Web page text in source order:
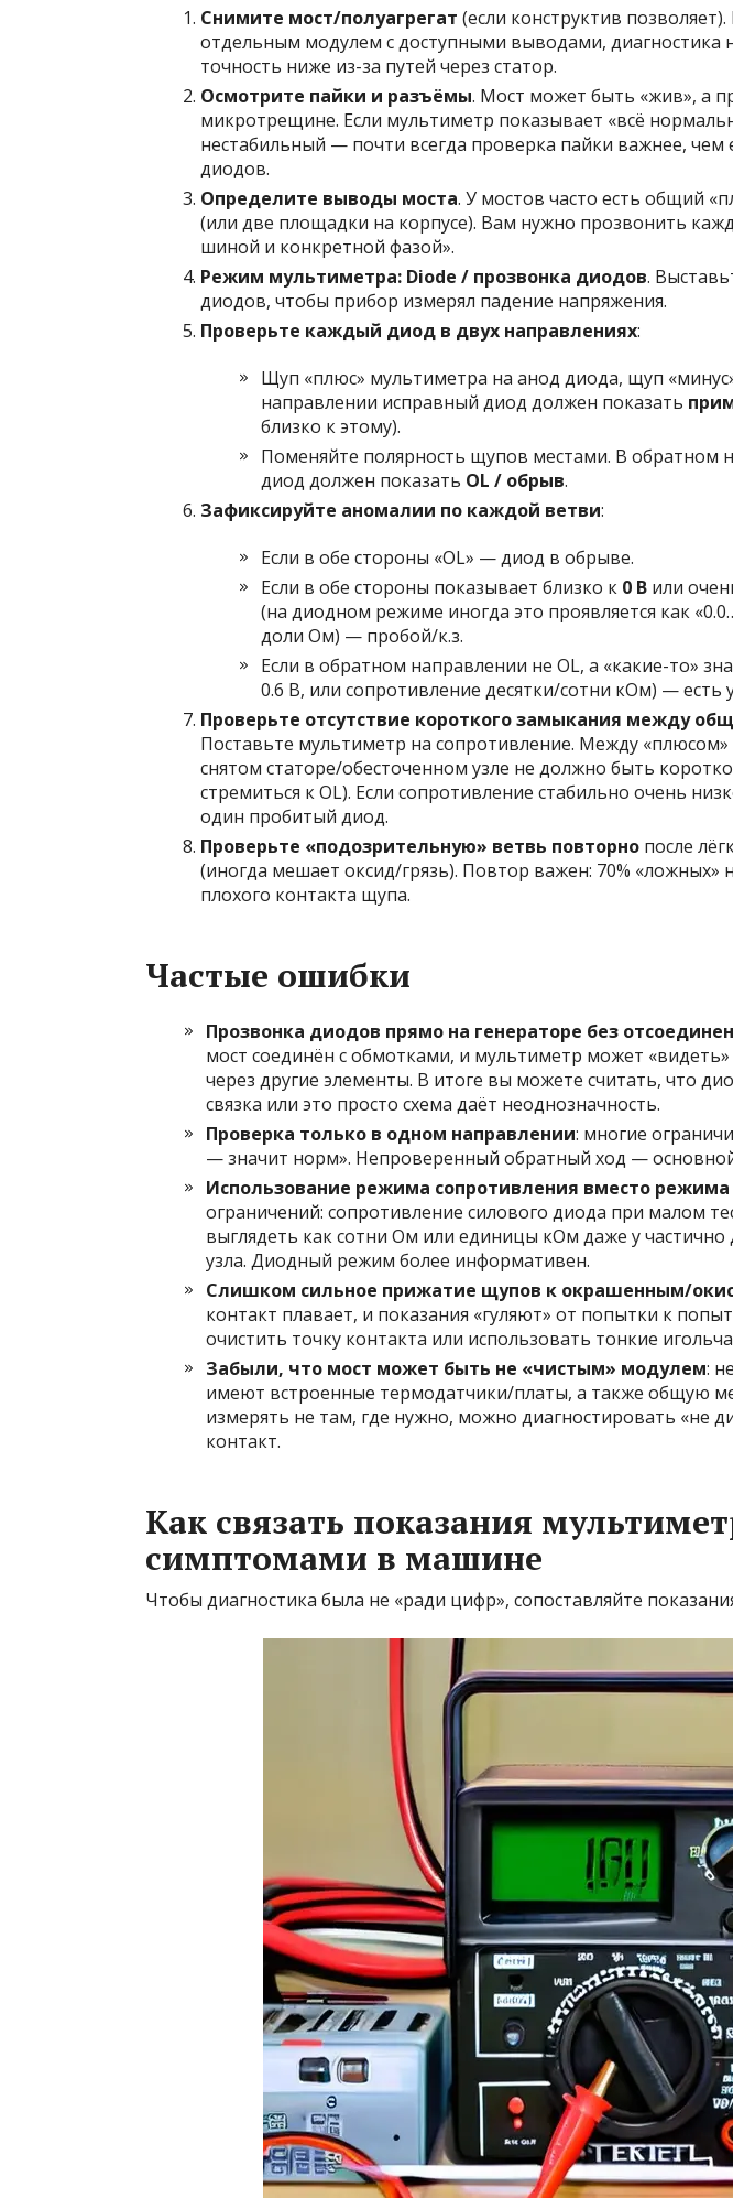
Снимите мост/полуагрегат (если конструктив
отдельным модулем с доступными выводами, диагностика
точность ниже из-за путей через статор.
Осмотрите пайки и разъёмы. Мост может быть «жив», а
микротрещине. Если мультиметр показывает «всё
нестабильный — почти всегда проверка пайки важнее,
диодов.
Определите выводы моста. У мостов часто есть общий
(или две площадки на корпусе). Вам нужно прозвонить
шиной и конкретной фазой».
Режим мультиметра: Diode / прозвонка диодов.
диодов, чтобы прибор измерял падение напряжения.
Проверьте каждый диод в двух направлениях:
Щуп «плюс» мультиметра на анод диода, щуп
направлении исправный диод должен показать
близко к этому).
Поменяйте полярность щупов местами. В обратном
диод должен показать OL / обрыв.
Зафиксируйте аномалии по каждой ветви:
Если в обе стороны «OL» — диод в обрыве.
Если в обе стороны показывает близко к 0 В или
(на диодном режиме иногда это проявляется как
доли Ом) — пробой/к.з.
Если в обратном направлении не OL, а «какие-то»
0.6 В, или сопротивление десятки/сотни кОм) — есть
Проверьте отсутствие короткого замыкания между
Поставьте мультиметр на сопротивление. Между
снятом статоре/обесточенном узле не должно быть
стремиться к OL). Если сопротивление стабильно очень
один пробитый диод.
Проверьте «подозрительную» ветвь повторно после
(иногда мешает оксид/грязь). Повтор важен: 70% «ложных»
плохого контакта щупа.
Частые ошибки
Прозвонка диодов прямо на генераторе без
мост соединён с обмотками, и мультиметр может
через другие элементы. В итоге вы можете считать, что
связка или это просто схема даёт неоднозначность.
Проверка только в одном направлении: многие
— значит норм». Непроверенный обратный ход —
Использование режима сопротивления вместо
ограничений: сопротивление силового диода при малом
выглядеть как сотни Ом или единицы кОм даже у
узла. Диодный режим более информативен.
Слишком сильное прижатие щупов к окрашенным/
контакт плавает, и показания «гуляют» от попытки к
очистить точку контакта или использовать тонкие
Забыли, что мост может быть не «чистым» модулем:
имеют встроенные термодатчики/платы, а также общую
измерять не там, где нужно, можно диагностировать «не
контакт.
Как связать показания
симптомами в машине
Чтобы диагностика была не «ради цифр», сопоставляйте